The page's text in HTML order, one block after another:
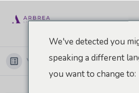
para
conteúdoVer categorias
We've detected you
speaking a different
you want to change to: